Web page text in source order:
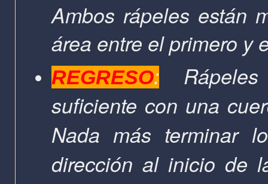
Ambos rápeles están
área entre el primero y
REGRESO:
suficiente con una
Nada más terminar
dirección al inicio de